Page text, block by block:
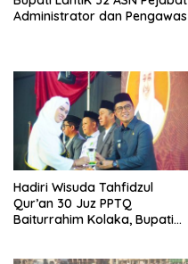
Administrator dan Pengawas
Hadiri Wisuda Tahfidzul
Qur’an 30 Juz PPTQ
Baiturrahim Kolaka, Bupati